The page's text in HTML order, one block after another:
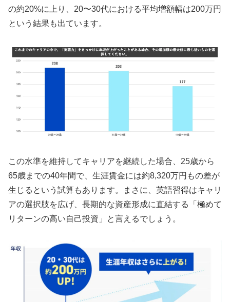
の約20%に上り、20〜30代における平均増額幅は200万円
という結果も出ています。
この水準を維持してキャリアを継続した場合、25歳から
65歳までの40年間で、生涯賃金には約8,320万円もの差が
生じるという試算もあります。まさに、英語習得はキャリ
アの選択肢を広げ、長期的な資産形成に直結する「極めて
リターンの高い自己投資」と言えるでしょう。